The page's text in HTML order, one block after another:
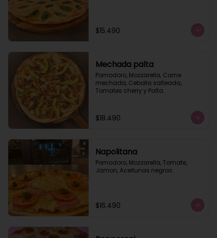
$15.490
Mechada palta
Pomodoro, Mozzarella, Carne
mechada, Cebolla salteada,
Tomates cherry y Palta.
$18.490
Napolitana
Pomodoro, Mozzarella, Tomate,
Jamon, Aceitunas negras.
$16.490